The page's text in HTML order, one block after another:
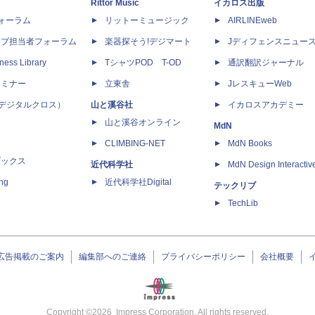
ーラム
担当者フォーラム
Library
ナー
ジタルクロス）
クス
Rittor Music
リットーミュージック
楽器探そう!デジマート
TシャツPOD T-OD
立東舎
山と溪谷社
山と溪谷オンライン
CLIMBING-NET
近代科学社
近代科学社Digital
イカロス出版
AIRLINEweb
Jディフェンスニュー
通訳翻訳ジャーナル
JレスキューWeb
イカロスアカデミー
MdN
MdN Books
MdN Design
テックリブ
TechLib
告掲載のご案内 編集部へのご連絡 プライバシーポリシー 会社概要
Copyright ©2026 Impress Corporation. All rights reserved.